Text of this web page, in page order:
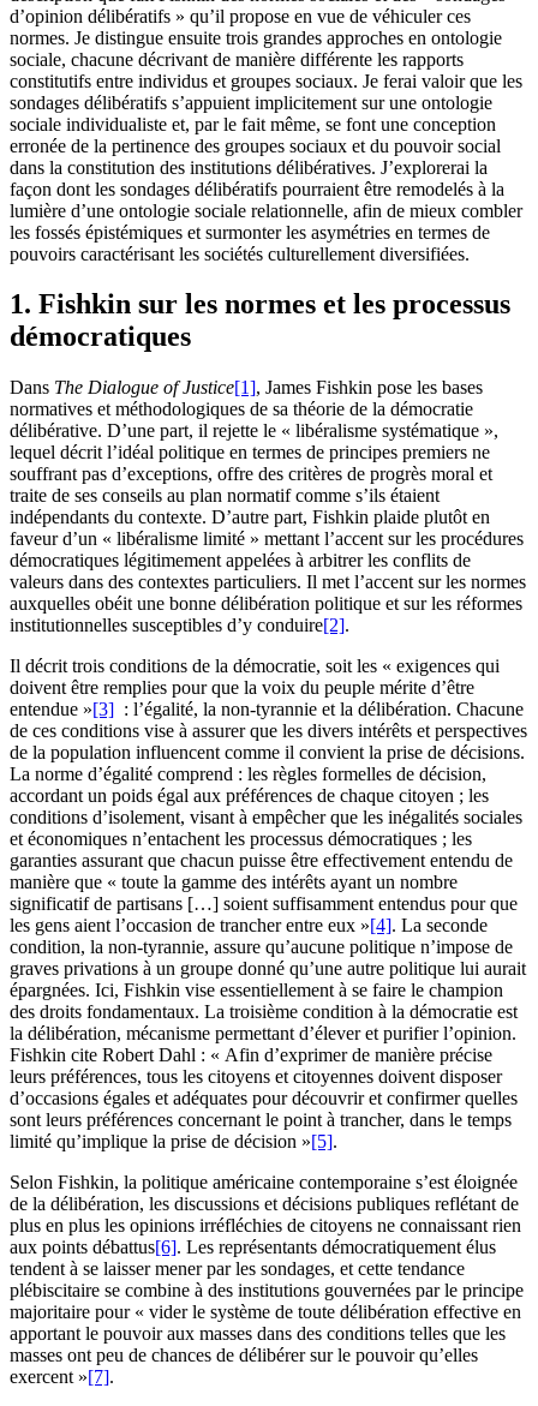
d’opinion délibératifs » qu’il propose en vue de véhiculer ces
normes. Je distingue ensuite trois grandes approches en ontologie
sociale, chacune décrivant de manière différente les rapports
constitutifs entre individus et groupes sociaux. Je ferai valoir que les
sondages délibératifs s’appuient implicitement sur une ontologie
sociale individualiste et, par le fait même, se font une conception
erronée de la pertinence des groupes sociaux et du pouvoir social
dans la constitution des institutions délibératives. J’explorerai la
façon dont les sondages délibératifs pourraient être remodelés à la
lumière d’une ontologie sociale relationnelle, afin de mieux combler
les fossés épistémiques et surmonter les asymétries en termes de
pouvoirs caractérisant les sociétés culturellement diversifiées.
1. Fishkin sur les normes et les processus
démocratiques
Dans The Dialogue of Justice[1], James Fishkin pose les bases
normatives et méthodologiques de sa théorie de la démocratie
délibérative. D’une part, il rejette le « libéralisme systématique »,
lequel décrit l’idéal politique en termes de principes premiers ne
souffrant pas d’exceptions, offre des critères de progrès moral et
traite de ses conseils au plan normatif comme s’ils étaient
indépendants du contexte. D’autre part, Fishkin plaide plutôt en
faveur d’un « libéralisme limité » mettant l’accent sur les procédures
démocratiques légitimement appelées à arbitrer les conflits de
valeurs dans des contextes particuliers. Il met l’accent sur les normes
auxquelles obéit une bonne délibération politique et sur les réformes
institutionnelles susceptibles d’y conduire[2].
Il décrit trois conditions de la démocratie, soit les « exigences qui
doivent être remplies pour que la voix du peuple mérite d’être
entendue »[3] : l’égalité, la non-tyrannie et la délibération. Chacune
de ces conditions vise à assurer que les divers intérêts et perspectives
de la population influencent comme il convient la prise de décisions.
La norme d’égalité comprend : les règles formelles de décision,
accordant un poids égal aux préférences de chaque citoyen ; les
conditions d’isolement, visant à empêcher que les inégalités sociales
et économiques n’entachent les processus démocratiques ; les
garanties assurant que chacun puisse être effectivement entendu de
manière que « toute la gamme des intérêts ayant un nombre
significatif de partisans […] soient suffisamment entendus pour que
les gens aient l’occasion de trancher entre eux »[4]. La seconde
condition, la non-tyrannie, assure qu’aucune politique n’impose de
graves privations à un groupe donné qu’une autre politique lui aurait
épargnées. Ici, Fishkin vise essentiellement à se faire le champion
des droits fondamentaux. La troisième condition à la démocratie est
la délibération, mécanisme permettant d’élever et purifier l’opinion.
Fishkin cite Robert Dahl : « Afin d’exprimer de manière précise
leurs préférences, tous les citoyens et citoyennes doivent disposer
d’occasions égales et adéquates pour découvrir et confirmer quelles
sont leurs préférences concernant le point à trancher, dans le temps
limité qu’implique la prise de décision »[5].
Selon Fishkin, la politique américaine contemporaine s’est éloignée
de la délibération, les discussions et décisions publiques reflétant de
plus en plus les opinions irréfléchies de citoyens ne connaissant rien
aux points débattus[6]. Les représentants démocratiquement élus
tendent à se laisser mener par les sondages, et cette tendance
plébiscitaire se combine à des institutions gouvernées par le principe
majoritaire pour « vider le système de toute délibération effective en
apportant le pouvoir aux masses dans des conditions telles que les
masses ont peu de chances de délibérer sur le pouvoir qu’elles
exercent »[7].